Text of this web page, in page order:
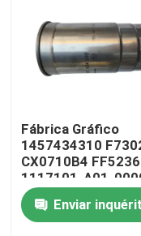
Para casa
Produtos
Fábrica Gráfico
1457434310
CX0710B4 FF5236
1117101-A01-
C00068668 Filtro
combustível para
motores diesel
Enviar